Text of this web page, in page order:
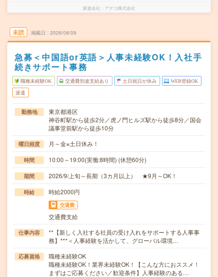
派遣会社 アデコ株式会社
未読 掲載日 2026/08/09
急募＜中国語or英語＞人事未経験OK！入社手
続きサポート事務
職種未経験OK 交通費別途支給あり 土日祝日が休み WEB登録OK
派遣
勤務地
東京都港区
神谷町駅から徒歩2分／虎ノ門ヒルズ駅から徒歩8分／国会
議事堂前駅から徒歩10分
曜日頻度 月～金※土日休み！
時間 10:00～19:00(実働:8時間) (休憩60分)
期間 2026/9/上旬～長期（3カ月以上） ★9月～OK！
時給 時給2000円
交通費
交通費支給
仕事内容
**【新しく入社する社員の受け入れをサポートする人事事
務】***＜人事経験を活かして、グローバル環境…
応募資格
職種未経験OK
職種未経験OK！業界未経験OK！【こんな方におススメ！
まずはご応募ください／歓迎条件】人事経験のある…